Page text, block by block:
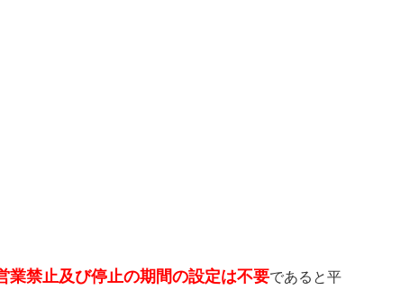
業禁止及び停止の期間の設定は不要であると平